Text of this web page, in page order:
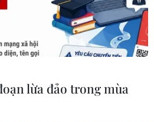
nhận trường hợp đầu
2
lừa đảo trong mùa